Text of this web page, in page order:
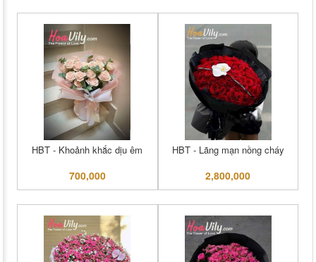
HBT - Khoảnh khắc dịu êm
700,000
HBT - Lãng mạn nồng cháy
2,800,000